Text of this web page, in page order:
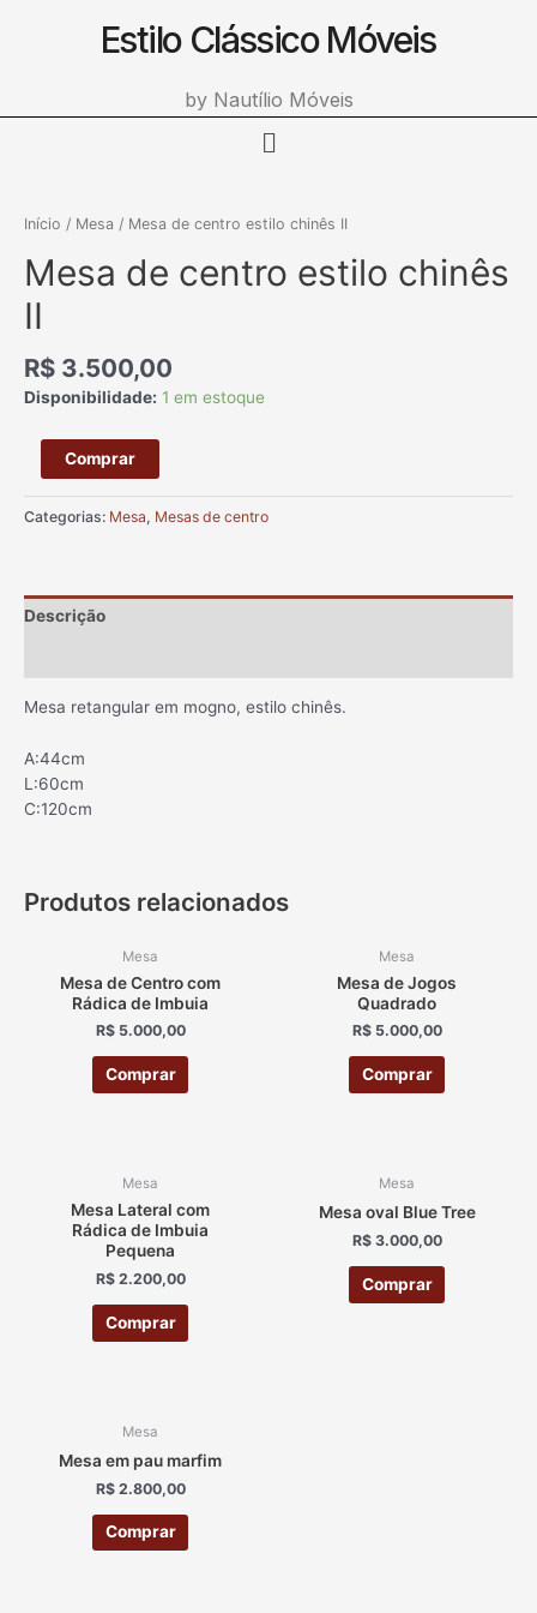
Estilo Clássico Móveis
by Nautílio Móveis
Menu
Início / Mesa / Mesa de centro estilo chinês II
Mesa de centro estilo chinês
II
R$ 3.500,00
Disponibilidade: 1 em estoque
de
estilo
chinês
Comprar
Categorias: Mesa, Mesas de centro
Descrição
Mesa retangular em mogno, estilo chinês.
A:44cm
L:60cm
C:120cm
Produtos relacionados
Mesa
Mesa de Centro com
Rádica de Imbuia
R$5.000,00
Comprar
Mesa
Mesa de Jogos
Quadrado
R$5.000,00
Comprar
Mesa
Mesa Lateral com
Rádica de Imbuia
Pequena
R$2.200,00
Comprar
Mesa
Mesa oval Blue Tree
R$3.000,00
Comprar
Mesa
Mesa em pau marfim
R$2.800,00
Comprar